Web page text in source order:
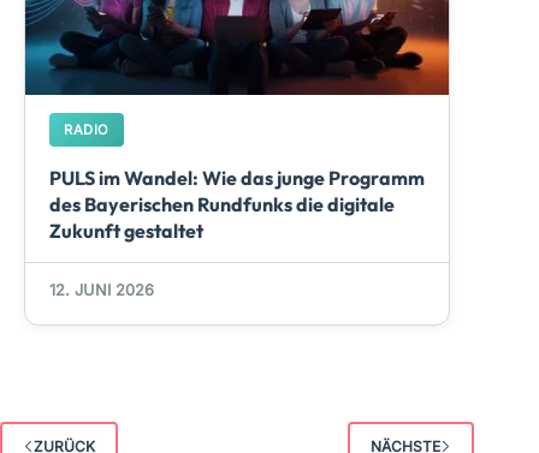
RADIO
PULS im Wandel: Wie das junge Programm
des Bayerischen Rundfunks die digitale
Zukunft gestaltet
12. JUNI 2026
ZURÜCK NÄCHSTE